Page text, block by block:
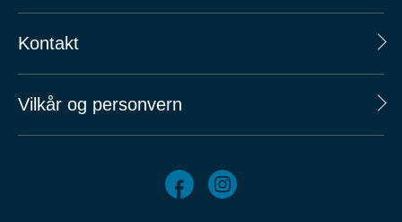
Kontakt
Vilkår og personvern